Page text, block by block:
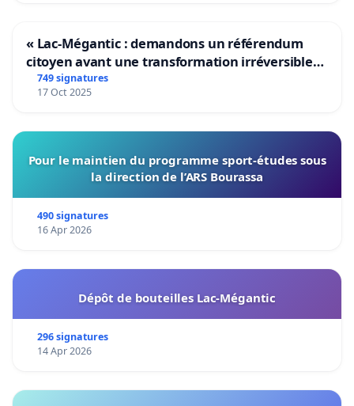
« Lac-Mégantic : demandons un référendum
citoyen avant une transformation irréversible
de notre territoire »
749 signatures
17 Oct 2025
Pour le maintien du programme sport-études sous
la direction de l’ARS Bourassa
490 signatures
16 Apr 2026
Dépôt de bouteilles Lac-Mégantic
296 signatures
14 Apr 2026